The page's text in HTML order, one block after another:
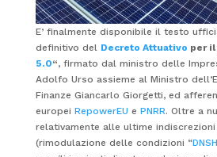
E’ finalmente disponibile il testo
definitivo del Decreto Attuativo per il
5.0“, firmato dal ministro delle
Adolfo Urso assieme al Ministro
Finanze Giancarlo Giorgetti, ed
europei RepowerEU e PNRR. Oltre a
relativamente alle ultime
(rimodulazione delle condizioni “DNSH